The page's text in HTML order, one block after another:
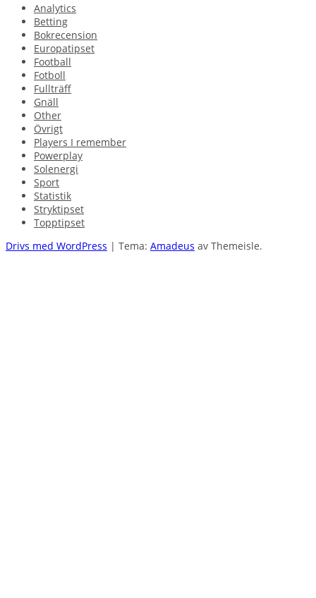
Analytics
Betting
Bokrecension
Europatipset
Football
Fotboll
Fullträff
Gnäll
Other
Övrigt
Players I remember
Powerplay
Solenergi
Sport
Statistik
Stryktipset
Topptipset
Drivs med WordPress | Tema: Amadeus av Themeisle.